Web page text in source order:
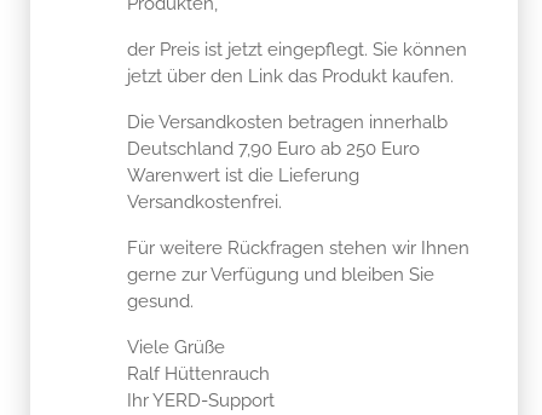
der Preis ist jetzt eingepflegt. Sie können
jetzt über den Link das Produkt kaufen.
Die Versandkosten betragen innerhalb
Deutschland 7,90 Euro ab 250 Euro
Warenwert ist die Lieferung
Versandkostenfrei.
Für weitere Rückfragen stehen wir Ihnen
gerne zur Verfügung und bleiben Sie
gesund.
Viele Grüße
Ralf Hüttenrauch
Ihr YERD-Support